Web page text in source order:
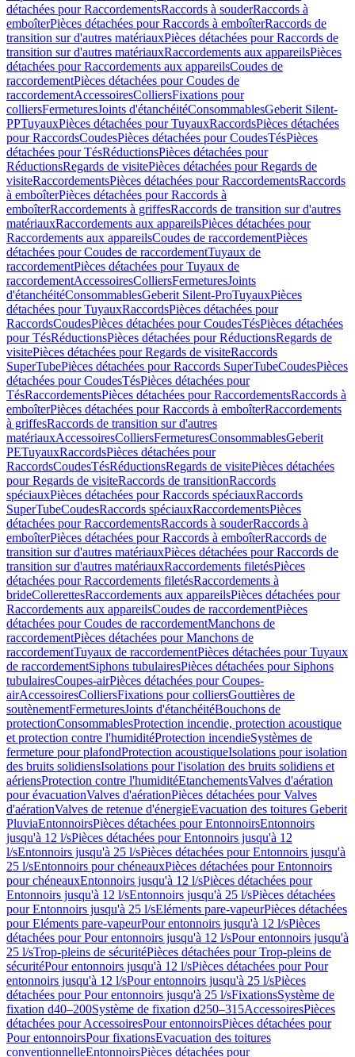
détachées pour RaccordementsRaccords à souderRaccords à
emboîterPièces détachées pour Raccords à emboîterRaccords de
transition sur d'autres matériauxPièces détachées pour Raccords de
transition sur d'autres matériauxRaccordements aux appareilsPièces
détachées pour Raccordements aux appareilsCoudes de
raccordementPièces détachées pour Coudes de
raccordementAccessoiresColliersFixations pour
colliersFermeturesJoints d'étanchéitéConsommablesGeberit Silent-
PPTuyauxPièces détachées pour TuyauxRaccordsPièces détachées
pour RaccordsCoudesPièces détachées pour CoudesTésPièces
détachées pour TésRéductionsPièces détachées pour
RéductionsRegards de visitePièces détachées pour Regards de
visiteRaccordementsPièces détachées pour RaccordementsRaccords
à emboîterPièces détachées pour Raccords à
emboîterRaccordements à griffesRaccords de transition sur d'autres
matériauxRaccordements aux appareilsPièces détachées pour
Raccordements aux appareilsCoudes de raccordementPièces
détachées pour Coudes de raccordementTuyaux de
raccordementPièces détachées pour Tuyaux de
raccordementAccessoiresColliersFermeturesJoints
d'étanchéitéConsommablesGeberit Silent-ProTuyauxPièces
détachées pour TuyauxRaccordsPièces détachées pour
RaccordsCoudesPièces détachées pour CoudesTésPièces détachées
pour TésRéductionsPièces détachées pour RéductionsRegards de
visitePièces détachées pour Regards de visiteRaccords
SuperTubePièces détachées pour Raccords SuperTubeCoudesPièces
détachées pour CoudesTésPièces détachées pour
TésRaccordementsPièces détachées pour RaccordementsRaccords à
emboîterPièces détachées pour Raccords à emboîterRaccordements
à griffesRaccords de transition sur d'autres
matériauxAccessoiresColliersFermeturesConsommablesGeberit
PETuyauxRaccordsPièces détachées pour
RaccordsCoudesTésRéductionsRegards de visitePièces détachées
pour Regards de visiteRaccords de transitionRaccords
spéciauxPièces détachées pour Raccords spéciauxRaccords
SuperTubeCoudesRaccords spéciauxRaccordementsPièces
détachées pour RaccordementsRaccords à souderRaccords à
emboîterPièces détachées pour Raccords à emboîterRaccords de
transition sur d'autres matériauxPièces détachées pour Raccords de
transition sur d'autres matériauxRaccordements filetésPièces
détachées pour Raccordements filetésRaccordements à
brideCollerettesRaccordements aux appareilsPièces détachées pour
Raccordements aux appareilsCoudes de raccordementPièces
détachées pour Coudes de raccordementManchons de
raccordementPièces détachées pour Manchons de
raccordementTuyaux de raccordementPièces détachées pour Tuyaux
de raccordementSiphons tubulairesPièces détachées pour Siphons
tubulairesCoupes-airPièces détachées pour Coupes-
airAccessoiresColliersFixations pour colliersGouttières de
soutènementFermeturesJoints d'étanchéitéBouchons de
protectionConsommablesProtection incendie, protection acoustique
et protection contre l'humiditéProtection incendieSystèmes de
fermeture pour plafondProtection acoustiqueIsolations pour isolation
des bruits solidiensIsolations pour l'isolation des bruits solidiens et
aériensProtection contre l'humiditéEtanchementsValves d'aération
pour évacuationValves d'aérationPièces détachées pour Valves
d'aérationValves de retenue d'énergieEvacuation des toitures Geberit
PluviaEntonnoirsPièces détachées pour EntonnoirsEntonnoirs
jusqu'à 12 l/sPièces détachées pour Entonnoirs jusqu'à 12
l/sEntonnoirs jusqu'à 25 l/sPièces détachées pour Entonnoirs jusqu'à
25 l/sEntonnoirs pour chéneauxPièces détachées pour Entonnoirs
pour chéneauxEntonnoirs jusqu'à 12 l/sPièces détachées pour
Entonnoirs jusqu'à 12 l/sEntonnoirs jusqu'à 25 l/sPièces détachées
pour Entonnoirs jusqu'à 25 l/sEléments pare-vapeurPièces détachées
pour Eléments pare-vapeurPour entonnoirs jusqu'à 12 l/sPièces
détachées pour Pour entonnoirs jusqu'à 12 l/sPour entonnoirs jusqu'à
25 l/sTrop-pleins de sécuritéPièces détachées pour Trop-pleins de
sécuritéPour entonnoirs jusqu'à 12 l/sPièces détachées pour Pour
entonnoirs jusqu'à 12 l/sPour entonnoirs jusqu'à 25 l/sPièces
détachées pour Pour entonnoirs jusqu'à 25 l/sFixationsSystème de
fixation d40–200Système de fixation d250–315AccessoiresPièces
détachées pour AccessoiresPour entonnoirsPièces détachées pour
Pour entonnoirsPour fixationsEvacuation des toitures
conventionnelleEntonnoirsPièces détachées pour